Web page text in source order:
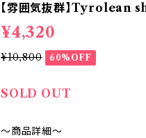
【雰囲気抜群】Tyrolean
¥4,320
¥10,800 60%OFF
SOLD OUT
～商品詳細～